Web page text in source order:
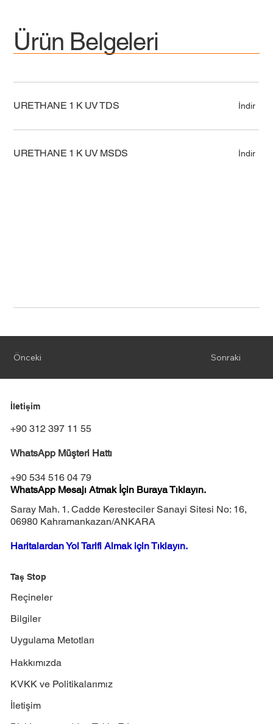
URETHANE 1 K UV TDS İndir
URETHANE 1 K UV MSDS İndir
Ürün Belgeleri
Sonraki
Önceki
İletişim
+90 312 397 11 55
WhatsApp Müşteri Hattı
+90 534 516 04 79
WhatsApp Mesajı Atmak İçin Buraya Tıklayın.
Saray Mah. 1. Cadde Keresteciler Sanayi Sitesi No: 16,
06980 Kahramankazan/ANKARA
Haritalardan Yol Tarifi Almak için Tıklayın.
Taş Stop
Reçineler
Bilgiler
Uygulama Metotları
Hakkımızda
KVKK ve Politikalarımız
İletişim